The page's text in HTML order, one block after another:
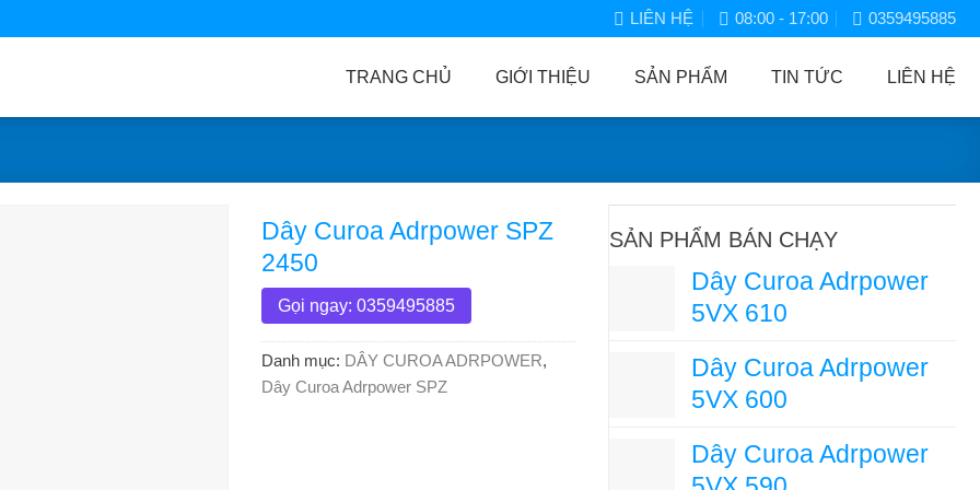
LIÊN HỆ 08:00 - 17:00 0359495885
TRANG CHỦ GIỚI THIỆU SẢN PHẨM TIN TỨC LIÊN HỆ
Dây Curoa Adrpower SPZ
2450
Gọi ngay: 0359495885
Danh mục: DÂY CUROA ADRPOWER,
Dây Curoa Adrpower SPZ
SẢN PHẨM BÁN CHẠY
Dây Curoa Adrpower
5VX 610
Dây Curoa Adrpower
5VX 600
Dây Curoa Adrpower